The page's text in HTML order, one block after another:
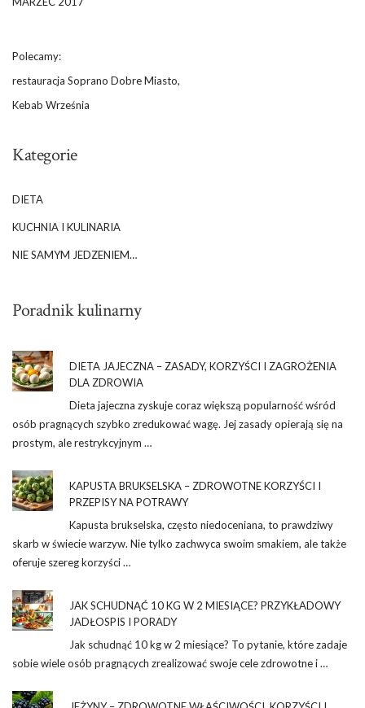
Polecamy:
restauracja Soprano Dobre Miasto,
Kebab Września
Kategorie
DIETA
KUCHNIA I KULINARIA
NIE SAMYM JEDZENIEM…
Poradnik kulinarny
DIETA JAJECZNA – ZASADY, KORZYŚCI I ZAGROŻENIA
DLA ZDROWIA
Dieta jajeczna zyskuje coraz większą popularność wśród
osób pragnących szybko zredukować wagę. Jej zasady opierają się na
prostym, ale restrykcyjnym …
KAPUSTA BRUKSELSKA – ZDROWOTNE KORZYŚCI I
PRZEPISY NA POTRAWY
Kapusta brukselska, często niedoceniana, to prawdziwy
skarb w świecie warzyw. Nie tylko zachwyca swoim smakiem, ale także
oferuje szereg korzyści …
JAK SCHUDNĄĆ 10 KG W 2 MIESIĄCE? PRZYKŁADOWY
JADŁOSPIS I PORADY
Jak schudnąć 10 kg w 2 miesiące? To pytanie, które zadaje
sobie wiele osób pragnących zrealizować swoje cele zdrowotne i …